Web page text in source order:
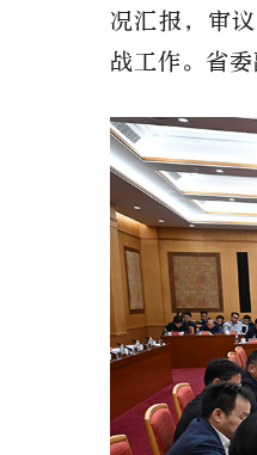
况汇报，审
战工作。省